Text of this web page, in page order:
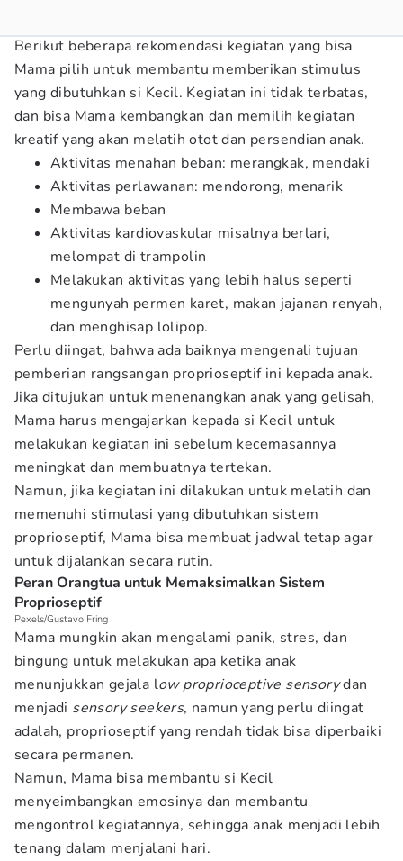
Berikut beberapa rekomendasi kegiatan yang bisa
Mama pilih untuk membantu memberikan stimulus
yang dibutuhkan si Kecil. Kegiatan ini tidak terbatas,
dan bisa Mama kembangkan dan memilih kegiatan
kreatif yang akan melatih otot dan persendian anak.
Aktivitas menahan beban: merangkak, mendaki
Aktivitas perlawanan: mendorong, menarik
Membawa beban
Aktivitas kardiovaskular misalnya berlari,
melompat di trampolin
Melakukan aktivitas yang lebih halus seperti
mengunyah permen karet, makan jajanan renyah,
dan menghisap lolipop.
Perlu diingat, bahwa ada baiknya mengenali tujuan
pemberian rangsangan proprioseptif ini kepada anak.
Jika ditujukan untuk menenangkan anak yang gelisah,
Mama harus mengajarkan kepada si Kecil untuk
melakukan kegiatan ini sebelum kecemasannya
meningkat dan membuatnya tertekan.
Namun, jika kegiatan ini dilakukan untuk melatih dan
memenuhi stimulasi yang dibutuhkan sistem
proprioseptif, Mama bisa membuat jadwal tetap agar
untuk dijalankan secara rutin.
Peran Orangtua untuk Memaksimalkan Sistem
Proprioseptif
Pexels/Gustavo Fring
Mama mungkin akan mengalami panik, stres, dan
bingung untuk melakukan apa ketika anak
menunjukkan gejala low proprioceptive sensorydan
menjadi sensory seekers, namun yang perlu diingat
adalah, proprioseptif yang rendah tidak bisa diperbaiki
secara permanen.
Namun, Mama bisa membantu si Kecil
menyeimbangkan emosinya dan membantu
mengontrol kegiatannya, sehingga anak menjadi lebih
tenang dalam menjalani hari.